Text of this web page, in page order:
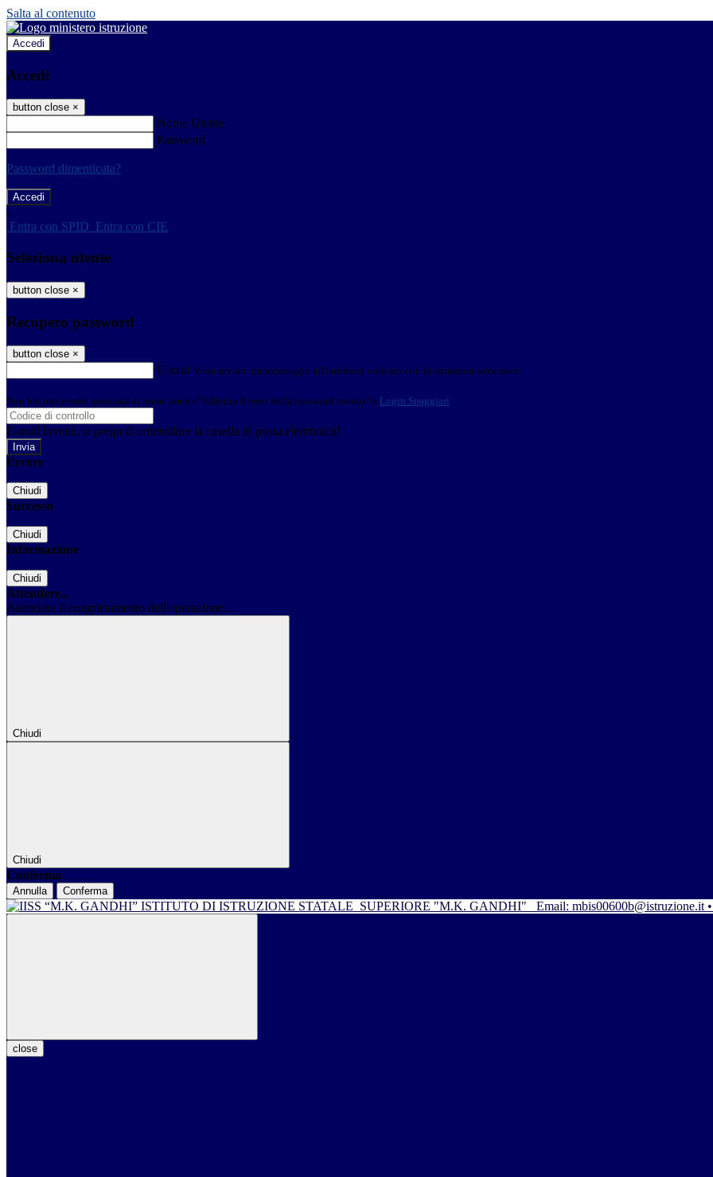
Salta al contenuto
Accedi
Accedi
button close ×
Nome Utente
Password
Password dimenticata?
-
Entra con SPID Entra con CIE
Seleziona utente
button close ×
Recupero password
button close ×
E-mail Verrà inviato un messaggio all'indirizzo indicato con le istruzioni necessarie.
Non hai una e-mail associata al nome utente? Effettua il reset della password tramite la Login Spaggiari
E-mail inviata, si prega di controllare la casella di posta elettronica!
Errore
Chiudi
Successo
Chiudi
Informazione
Chiudi
Attendere...
Attendere il completamento dell'operazione...
Chiudi
Chiudi
Conferma
Annulla Conferma
ISTITUTO DI ISTRUZIONE STATALE SUPERIORE "M.K. GANDHI" Email: mbis00600b@istruzione.it
close